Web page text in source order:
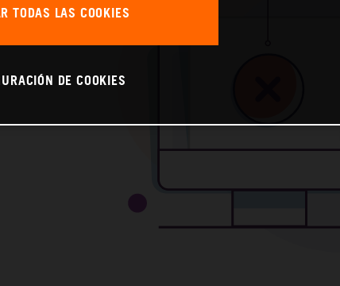
TODAS LAS COOKIES
DE COOKIES